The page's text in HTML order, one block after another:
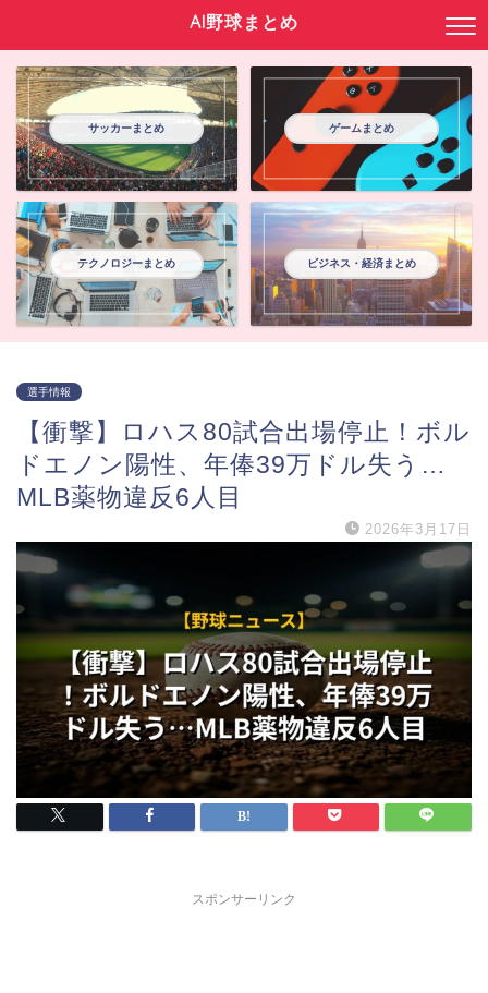
AI野球まとめ
サッカーまとめ ゲームまとめ
テクノロジーまとめ ビジネス・経済まとめ
選手情報
【衝撃】ロハス80試合出場停止！ボル
ドエノン陽性、年俸39万ドル失う…
MLB薬物違反6人目
2026年3月17日
スポンサーリンク